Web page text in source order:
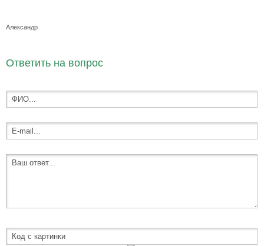
Александр
Ответить на вопрос